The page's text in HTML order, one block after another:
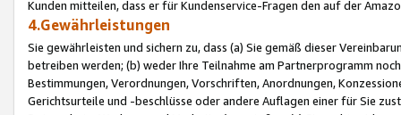
Kunden mitteilen, dass er für Kundenservice-Fragen den auf der
4.Gewährleistungen
Sie gewährleisten und sichern zu, dass (a) Sie gemäß dieser
betreiben werden; (b) weder Ihre Teilnahme am Partnerprogramm
Bestimmungen, Verordnungen, Vorschriften, Anordnungen,
Gerichtsurteile und -beschlüsse oder andere Auflagen einer für Sie